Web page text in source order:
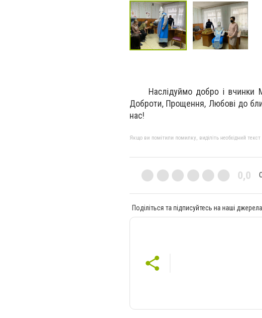
Наслідуймо добро і вчинки
Доброти, Прощення, Любові до
нас!
Якщо ви помітили помилку, виділіть необхідний
0,0
Поділіться та підписуйтесь на наші джерела